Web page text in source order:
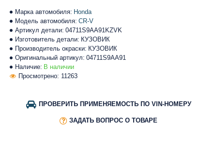
Наличие: В наличии
Марка автомобиля: Honda
Модель автомобиля: CR-V
Артикул детали: 04711S9AA91KZVK
Изготовитель детали: КУЗОВИК
Производитель окраски: КУЗОВИК
Оригинальный артикул: 04711S9AA91
Просмотрено: 11263
ПРОВЕРИТЬ ПРИМЕНЯЕМОСТЬ ПО VIN-НОМЕРУ
ЗАДАТЬ ВОПРОС О ТОВАРЕ